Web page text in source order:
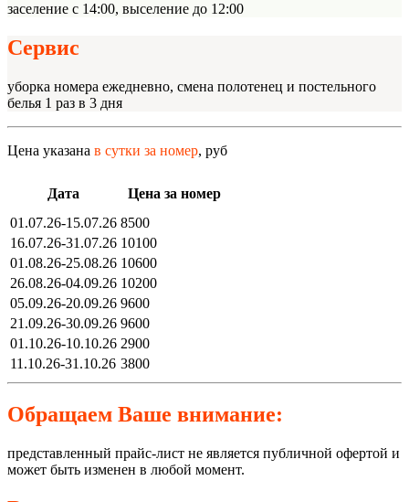
заселение с 14:00, выселение до 12:00
Сервис
уборка номера ежедневно, смена полотенец и постельного
белья 1 раз в 3 дня
Цена указана в сутки за номер, руб
Дата
Цена за номер
01.07.26-15.07.26 8500
16.07.26-31.07.26 10100
01.08.26-25.08.26 10600
26.08.26-04.09.26 10200
05.09.26-20.09.26 9600
21.09.26-30.09.26 9600
01.10.26-10.10.26 2900
11.10.26-31.10.26 3800
Обращаем Ваше внимание:
представленный прайс-лист не является публичной офертой и
может быть изменен в любой момент.